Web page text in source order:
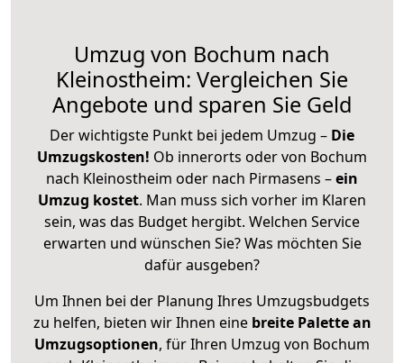
Umzug von Bochum nach
Kleinostheim: Vergleichen Sie
Angebote und sparen Sie Geld
Der wichtigste Punkt bei jedem Umzug – Die
Umzugskosten! Ob innerorts oder von Bochum
nach Kleinostheim oder nach Pirmasens –ein
Umzug kostet. Man muss sich vorher im Klaren
sein, was das Budget hergibt. Welchen Service
erwarten und wünschen Sie? Was möchten Sie
dafür ausgeben?
Um Ihnen bei der Planung Ihres Umzugsbudgets
zu helfen, bieten wir Ihnen eine breite Palette an
Umzugsoptionen, für Ihren Umzug von Bochum